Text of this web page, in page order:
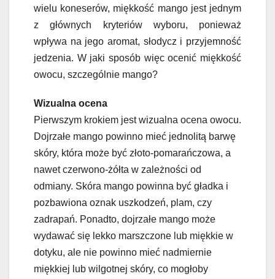
wielu koneserów, miękkość mango jest jednym
z głównych kryteriów wyboru, ponieważ
wpływa na jego aromat, słodycz i przyjemność
jedzenia. W jaki sposób więc ocenić miękkość
owocu, szczególnie mango?
Wizualna ocena
Pierwszym krokiem jest wizualna ocena owocu.
Dojrzałe mango powinno mieć jednolitą barwę
skóry, która może być złoto-pomarańczowa, a
nawet czerwono-żółta w zależności od
odmiany. Skóra mango powinna być gładka i
pozbawiona oznak uszkodzeń, plam, czy
zadrapań. Ponadto, dojrzałe mango może
wydawać się lekko marszczone lub miękkie w
dotyku, ale nie powinno mieć nadmiernie
miękkiej lub wilgotnej skóry, co mogłoby